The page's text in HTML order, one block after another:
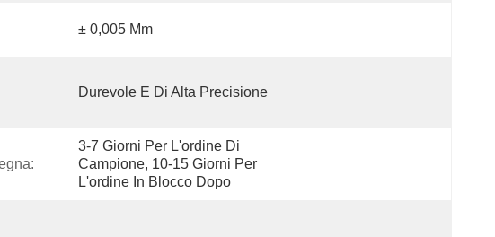
± 0,005 Mm
Durevole E Di Alta Precisione
3-7 Giorni Per L'ordine Di
Campione, 10-15 Giorni Per
L'ordine In Blocco Dopo